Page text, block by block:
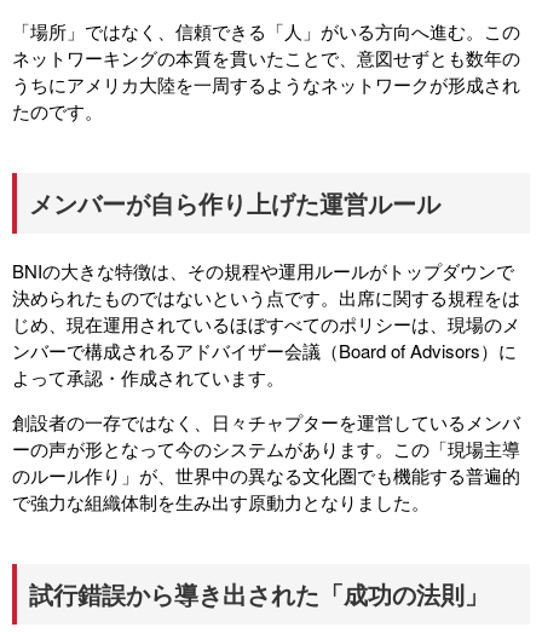
「場所」ではなく、信頼できる「人」がいる方向へ進む。この
ネットワーキングの本質を貫いたことで、意図せずとも数年の
うちにアメリカ大陸を一周するようなネットワークが形成され
たのです。
メンバーが自ら作り上げた運営ルール
BNIの大きな特徴は、その規程や運用ルールがトップダウンで
決められたものではないという点です。出席に関する規程をは
じめ、現在運用されているほぼすべてのポリシーは、現場のメ
ンバーで構成されるアドバイザー会議（Board of Advisors）に
よって承認・作成されています。
創設者の一存ではなく、日々チャプターを運営しているメンバ
ーの声が形となって今のシステムがあります。この「現場主導
のルール作り」が、世界中の異なる文化圏でも機能する普遍的
で強力な組織体制を生み出す原動力となりました。
試行錯誤から導き出された「成功の法則」